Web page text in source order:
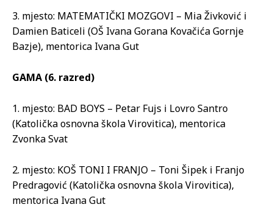
3. mjesto: MATEMATIČKI MOZGOVI – Mia Živković i
Damien Baticeli (OŠ Ivana Gorana Kovačića Gornje
Bazje), mentorica Ivana Gut
GAMA (6. razred)
1. mjesto: BAD BOYS – Petar Fujs i Lovro Santro
(Katolička osnovna škola Virovitica), mentorica
Zvonka Svat
2. mjesto: KOŠ TONI I FRANJO – Toni Šipek i Franjo
Predragović (Katolička osnovna škola Virovitica),
mentorica Ivana Gut